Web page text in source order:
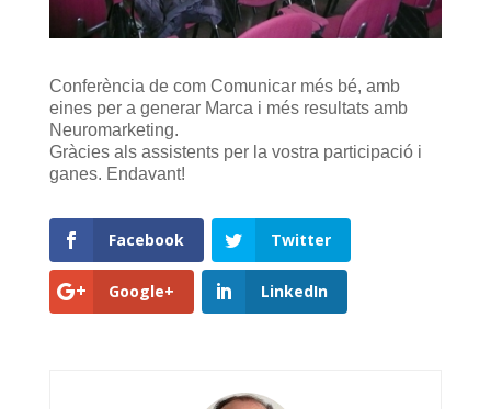
Conferència de com Comunicar més bé, amb
eines per a generar Marca i més resultats amb
Neuromarketing.
Gràcies als assistents per la vostra participació i
ganes. Endavant!
Facebook Twitter
Google+ LinkedIn